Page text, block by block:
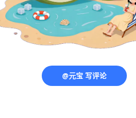
@元宝 写评论